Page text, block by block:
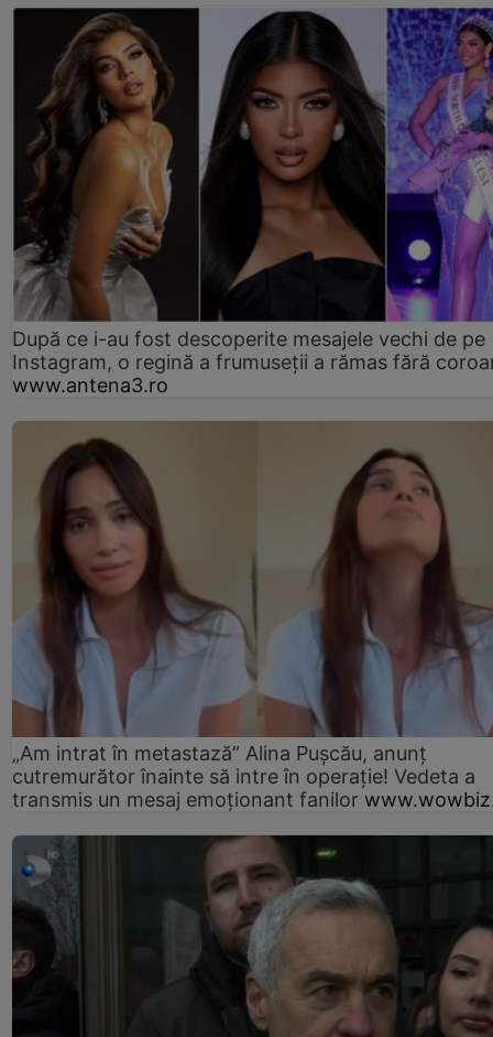
După ce i-au fost descoperite mesajele vechi de pe
Instagram, o regină a frumuseții a rămas fără
www.antena3.ro
„Am intrat în metastază” Alina Pușcău, anunț
cutremurător înainte să intre în operație! Vedeta a
transmis un mesaj emoționant fanilor